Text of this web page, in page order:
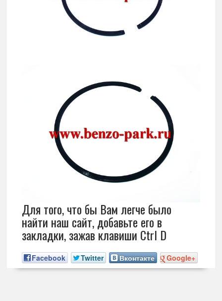
Для того, что бы Вам легче было
найти наш сайт, добавьте его в
закладки, зажав клавиши Ctrl D
Facebook Twitter Вконтакте Google+